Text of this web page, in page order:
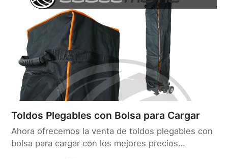
Toldos Plegables con Bolsa para Cargar
Ahora ofrecemos la venta de toldos plegables con
bolsa para cargar con los mejores precios…